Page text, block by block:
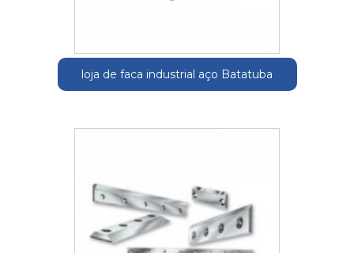
loja de faca industrial aço Batatuba